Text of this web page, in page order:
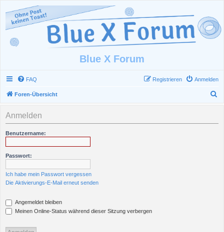
Blue X Forum
FAQ Anmelden
Registrieren
Foren-Übersicht
Anmelden
Benutzername:
Passwort:
Ich habe mein Passwort vergessen
Die Aktivierungs-E-Mail erneut senden
Angemeldet bleiben
Meinen Online-Status während dieser Sitzung verbergen